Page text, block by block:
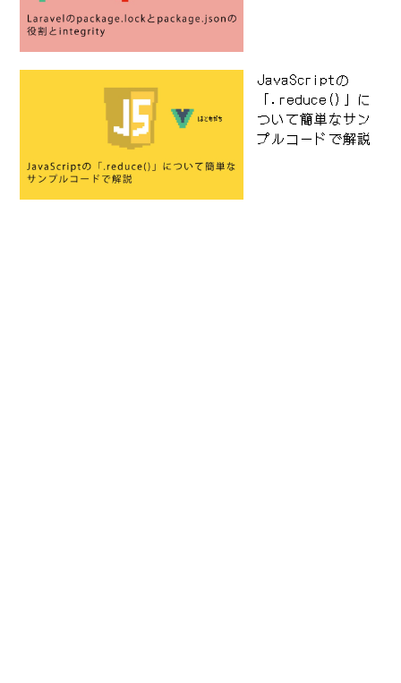
JavaScriptの
「.reduce()」に
ついて簡単なサン
プルコードで解説